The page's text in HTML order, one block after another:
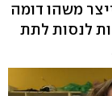
משהו דומה
לנסות לתת